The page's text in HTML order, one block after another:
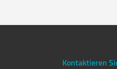
Kontaktieren